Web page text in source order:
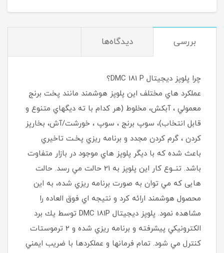
بررسی دیدگاه‌ها
چرا پلوپز ديجيتال DMC 181 P؟
عملكرد هاي مختلف اين پلوپز هوشمند مانند پخت برنج
معمولي ، آبكش، مخلوط (هر كدام با ته ديگهاي متنوع و
قابل انتخاب)، سوپ برنج ، سوپ ، خورشت/آش، بخارپز
كردن ، گرم كردن مجدد و برنامه ريزي پخـت تاخيري
باعث شده كه با ديگر پلوپز هاي موجود در بازار متفاوت
باشد. تنــوع كار اين پلوپز به 21 حالت مي رسد. حالت
هایی كه مي توان به صورت برنامه ريزي شده، به اين
محصول هوشمند ارائه كرد و نتيجه اي فوق العاده را
مشاهده نمود. پلوپز ديجيتال DMC 181P توسط يك برد
الكترونيكي پيشرفته و برنامه ريزي شده و 2 ترموستات
كنترل مي شود. تمام فرمانها و عملكردها با ضريب ايمني